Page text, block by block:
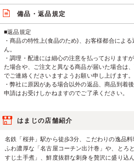
備品・返品規定
■返品規定
・商品の特性上(食品のため)、お客様都合によ
ん。
・調理・配達には細心の注意を払っております
た場合や、ご注文と異なる商品が届いた場合は
でご連絡くださいますようお願い申し上げます。
・弊社に原因がある場合以外の返品、商品到着
申請はお受けしかねますのでご了承ください。
はまじの店舗紹介
名鉄「桜井」駅から徒歩3分、こだわりの逸品
ふわ濃厚な「名古屋コーチン出汁巻」や、とろ
すじ土手煮」、鮮度抜群な刺身を贅沢に盛り込